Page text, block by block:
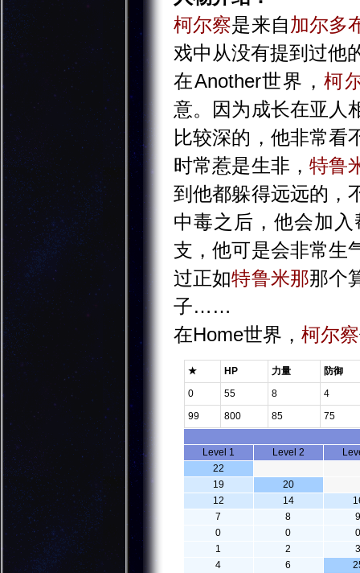
柯尔察是来自加尔多
戏中从没有提到过他
在Another世界，柯
意。因为成长在亚人
比较深的，他非常看
时常惹是生非， 特鲁
到他都躲得远远的，
中毒之后，他会加
支，他可是会非常生
过正如特鲁米那那个
子……
在Home世界， 柯尔察
★ HP 力量
防御
0
55 8
4
99
800 85 75
Level 1 Level 2
22
19
20
12
14
7
8
0
0
1
2
4
6